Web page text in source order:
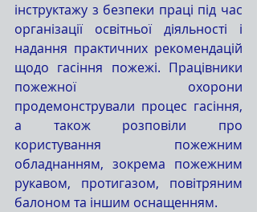
інструктажу з безпеки праці під час
організації освітньої діяльності і
надання практичних рекомендацій
щодо гасіння пожежі. Працівники
пожежної охорони
продемонстрували процес гасіння,
а також розповіли про
користування пожежним
обладнанням, зокрема пожежним
рукавом, протигазом, повітряним
балоном та іншим оснащенням.